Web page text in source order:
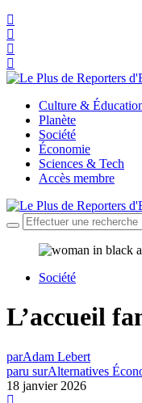
Culture &
Planète
Société
Économie
Sciences & Tech
Accès membre
Société
L’accueil
parAdam Lebert
paru surAlternatives
18 janvier 2026